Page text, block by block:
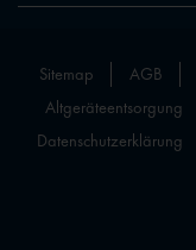
Sitemap AGB
Altgeräteentsorgung
Datenschutzerklärung